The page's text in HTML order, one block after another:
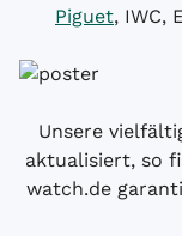
Piguet, IWC,
Unsere
aktualisiert, so
watch.de